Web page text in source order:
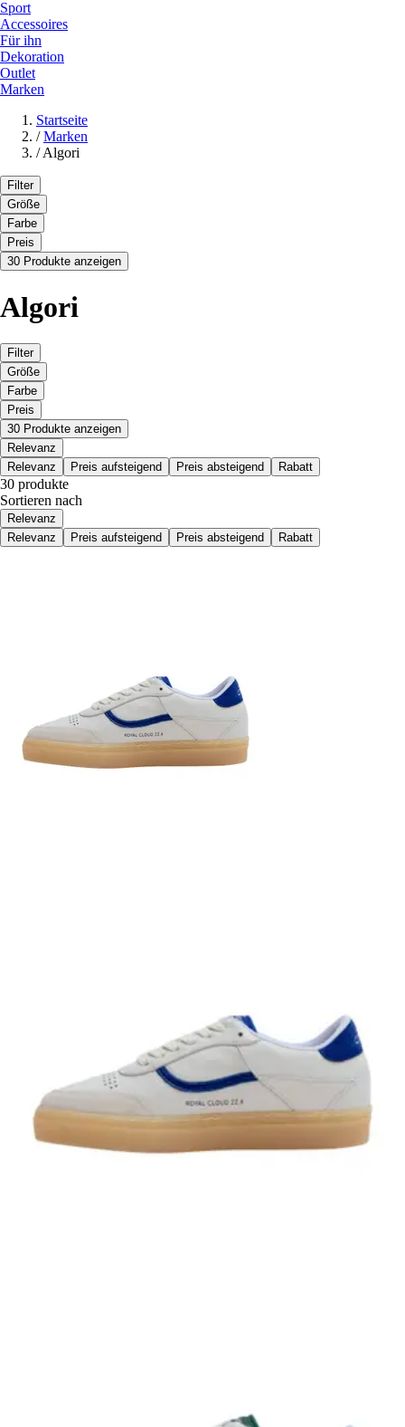
Sport
Accessoires
Für ihn
Dekoration
Outlet
Marken
Startseite
/ Marken
/ Algori
Filter
Größe
Farbe
Preis
30 Produkte anzeigen
Algori
Filter
Größe
Farbe
Preis
30 Produkte anzeigen
Relevanz
Relevanz
Preis aufsteigend Preis absteigend Rabatt
30 produkte
Sortieren nach
Relevanz
Relevanz
Preis aufsteigend Preis absteigend Rabatt